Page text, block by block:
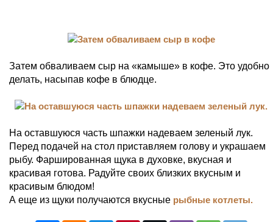
Затем обваливаем сыр на «камыше» в кофе. Это удобно
делать, насыпав кофе в блюдце.
На оставшуюся часть шпажки надеваем зеленый лук.
Перед подачей на стол приставляем голову и украшаем
рыбу. Фаршированная щука в духовке, вкусная и
красивая готова. Радуйте своих близких вкусным и
красивым блюдом!
А еще из щуки получаются вкусные рыбные котлеты.